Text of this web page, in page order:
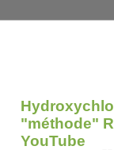
"méthode"
YouTube